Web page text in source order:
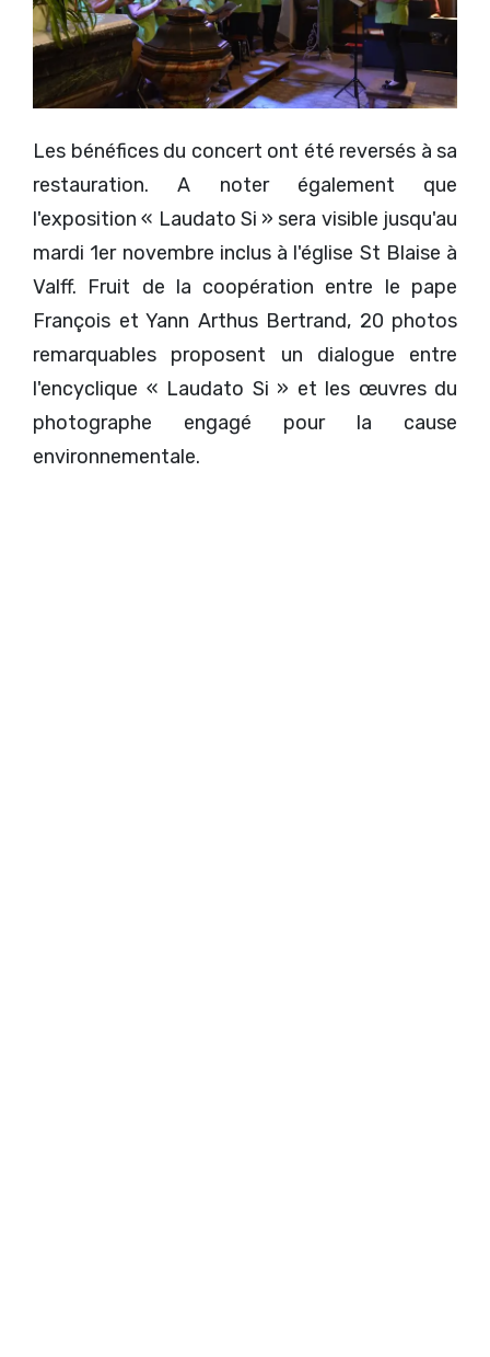
Les bénéfices du concert ont été reversés à sa
restauration. A noter également que
l'exposition « Laudato Si » sera visible jusqu'au
mardi 1er novembre inclus à l'église St Blaise à
Valff. Fruit de la coopération entre le pape
François et Yann Arthus Bertrand, 20 photos
remarquables proposent un dialogue entre
l'encyclique « Laudato Si » et les œuvres du
photographe engagé pour la cause
environnementale.